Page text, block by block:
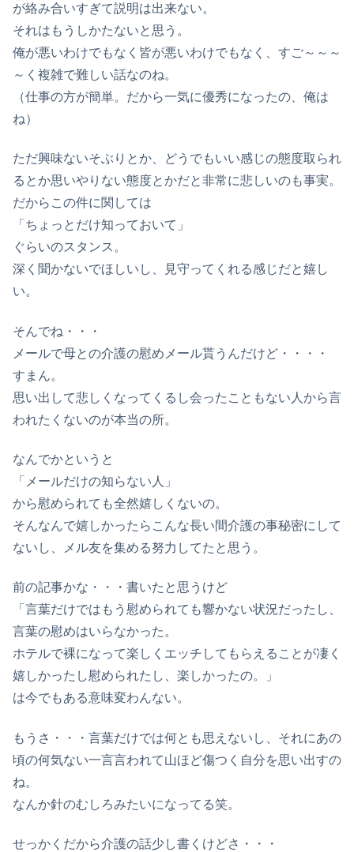
が絡み合いすぎて説明は出来ない。
それはもうしかたないと思う。
俺が悪いわけでもなく皆が悪いわけでもなく、すご～～～
～く複雑で難しい話なのね。
（仕事の方が簡単。だから一気に優秀になったの、俺は
ね）
ただ興味ないそぶりとか、どうでもいい感じの態度取られ
るとか思いやりない態度とかだと非常に悲しいのも事実。
だからこの件に関しては
「ちょっとだけ知っておいて」
ぐらいのスタンス。
深く聞かないでほしいし、見守ってくれる感じだと嬉し
い。
そんでね・・・
メールで母との介護の慰めメール貰うんだけど・・・・
すまん。
思い出して悲しくなってくるし会ったこともない人から言
われたくないのが本当の所。
なんでかというと
「メールだけの知らない人」
から慰められても全然嬉しくないの。
そんなんで嬉しかったらこんな長い間介護の事秘密にして
ないし、メル友を集める努力してたと思う。
前の記事かな・・・書いたと思うけど
「言葉だけではもう慰められても響かない状況だったし、
言葉の慰めはいらなかった。
ホテルで裸になって楽しくエッチしてもらえることが凄く
嬉しかったし慰められたし、楽しかったの。」
は今でもある意味変わんない。
もうさ・・・言葉だけでは何とも思えないし、それにあの
頃の何気ない一言言われて山ほど傷つく自分を思い出すの
ね。
なんか針のむしろみたいになってる笑。
せっかくだから介護の話少し書くけどさ・・・